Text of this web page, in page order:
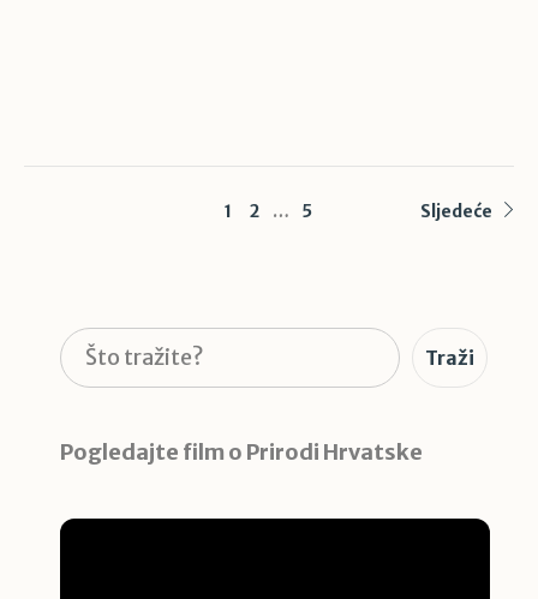
1 2 … 5 Sljedeće
Pretraga Traži
Pogledajte film o Prirodi Hrvatske